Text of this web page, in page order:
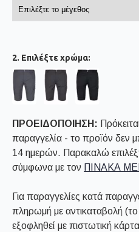
2. Επιλέξτε χρώμα:
ΠΡΟΕΙΔΟΠΟΙΗΣΗ:
παραγγελία - το προϊόν δεν
14 ημερών. Παρακαλώ
σύμφωνα με τον ΠΙΝΑΚΑ
Για παραγγελίες κατά
πληρωμή με αντικαταβολή
εξοφληθεί με πιστωτική